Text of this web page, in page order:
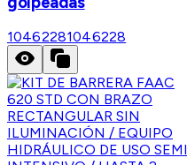
10462281046228